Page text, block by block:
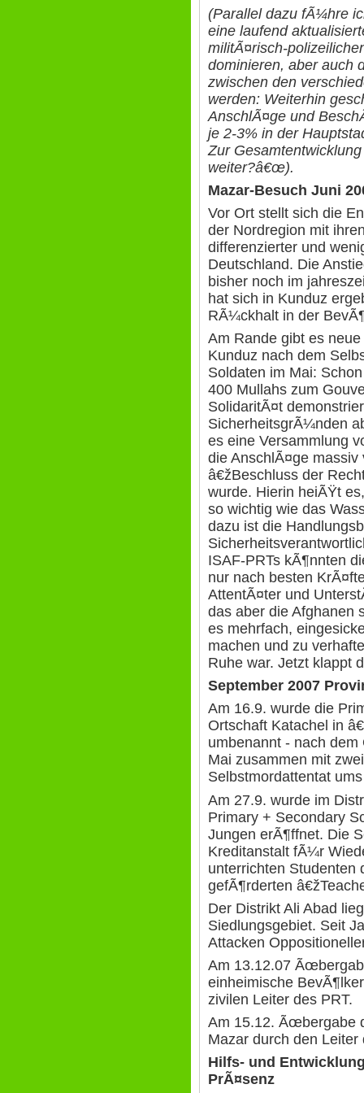
(Parallel dazu fÃ¼hre
eine laufend
militÃ¤risch-
dominieren, aber auch
zwischen den
werden: Weiterhin
AnschlÃ¤ge und
je 2-3% in der
Zur
weiter?â€œ).
Mazar-Besuch Juni
Vor Ort stellt sich die
der Nordregion mit
differenzierter und
Deutschland. Die
bisher noch im
hat sich in Kunduz
RÃ¼ckhalt in der
Am Rande gibt es
Kunduz nach dem
Soldaten im Mai:
400 Mullahs zum
SolidaritÃ¤t
SicherheitsgrÃ¼nden
es eine Versammlung
die AnschlÃ¤ge
â€žBeschluss der
wurde. Hierin heiÃŸt
so wichtig wie das
dazu ist die
ISAF-PRTs kÃ¶nnten
nur nach besten
AttentÃ¤ter und
das aber die Afghanen
es mehrfach,
machen und zu
Ruhe war. Jetzt klappt
September 2007
Am 16.9. wurde die
Ortschaft Katachel in
umbenannt - nach
Mai zusammen mit
Selbstmordattentat
Am 27.9. wurde im
Primary + Secondary
Jungen erÃ¶ffnet. Die
Kreditanstalt fÃ¼r
unterrichten Studenten
gefÃ¶rderten
Der Distrikt Ali Abad
Siedlungsgebiet. Seit
Attacken
Am 13.12.07
einheimische
zivilen Leiter des PRT.
Am 15.12. Ãœbergabe
Mazar durch den
Hilfs- und
PrÃ¤senz